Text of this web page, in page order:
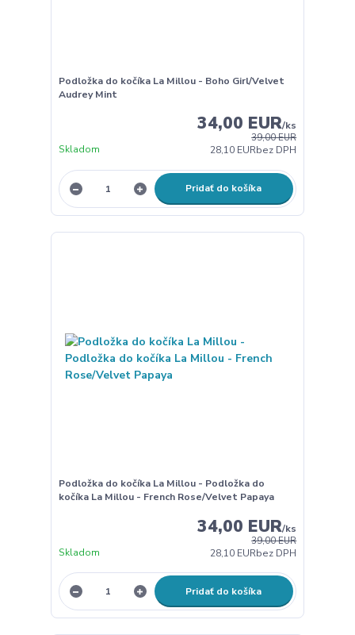
Podložka do kočíka La Millou - Boho Girl/Velvet
Audrey Mint
39,00 EUR
34,00 EUR/ks
28,10 EURbez DPH
Skladom
Pridať do košíka
Podložka do kočíka La Millou - Podložka do
kočíka La Millou - French Rose/Velvet Papaya
39,00 EUR
34,00 EUR/ks
28,10 EURbez DPH
Skladom
Pridať do košíka